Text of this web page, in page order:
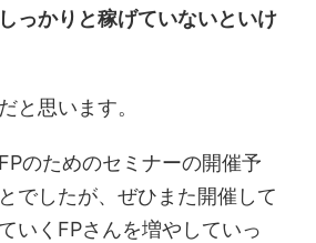
っかりと稼げていないといけ
と思います。
のためのセミナーの開催予
でしたが、ぜひまた開催して
いくFPさんを増やしていっ